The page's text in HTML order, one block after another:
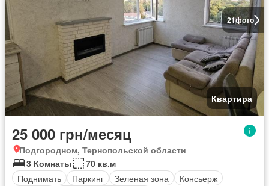
21фото
Квартира
25 000 грн/месяц
Подгородном, Тернопольской области
3 Комнаты
70 кв.м
Поднимать
Паркинг Зеленая зона
Консьерж